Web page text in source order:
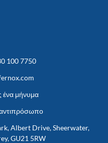
100 7750
ένα μήνυμα
αντιπρόσωπο
Albert Drive, Sheerwater,
GU21 5RW